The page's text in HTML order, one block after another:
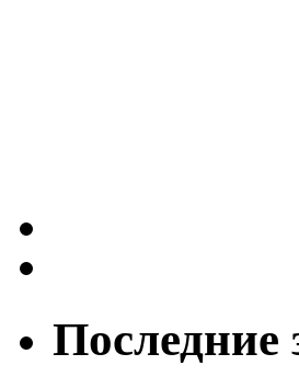
Последние